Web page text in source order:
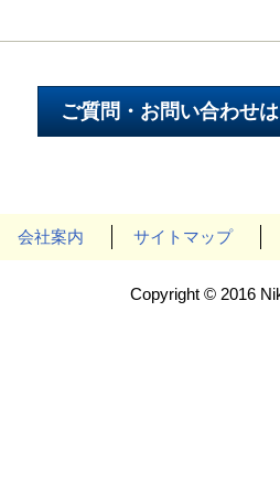
会社案内 サイトマップ
Copyright © 2016